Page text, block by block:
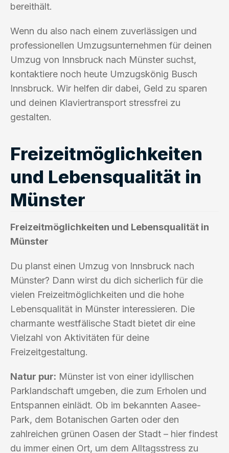
bereithält.
Wenn du also nach einem zuverlässigen und
professionellen Umzugsunternehmen für deinen
Umzug von Innsbruck nach Münster suchst,
kontaktiere noch heute Umzugskönig Busch
Innsbruck. Wir helfen dir dabei, Geld zu sparen
und deinen Klaviertransport stressfrei zu
gestalten.
Freizeitmöglichkeiten
und Lebensqualität in
Münster
Freizeitmöglichkeiten und Lebensqualität in
Münster
Du planst einen Umzug von Innsbruck nach
Münster? Dann wirst du dich sicherlich für die
vielen Freizeitmöglichkeiten und die hohe
Lebensqualität in Münster interessieren. Die
charmante westfälische Stadt bietet dir eine
Vielzahl von Aktivitäten für deine
Freizeitgestaltung.
Natur pur: Münster ist von einer idyllischen
Parklandschaft umgeben, die zum Erholen und
Entspannen einlädt. Ob im bekannten Aasee-
Park, dem Botanischen Garten oder den
zahlreichen grünen Oasen der Stadt – hier findest
du immer einen Ort, um dem Alltagsstress zu